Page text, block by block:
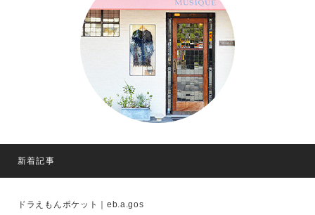
新着記事
ドラえもんポケット｜eb.a.gos